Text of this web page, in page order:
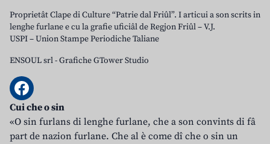
Proprietât Clape di Culture “Patrie dal Friûl”. I articui a son scrits in
lenghe furlane e cu la grafie uficiâl de Regjon Friûl – V.J.
USPI – Union Stampe Periodiche Taliane
ENSOUL srl-Grafiche GTower Studio
Cui che o sin
«O sin furlans di lenghe furlane, che a son convints di fâ
part de nazion furlane. Che al è come dî che o sin un